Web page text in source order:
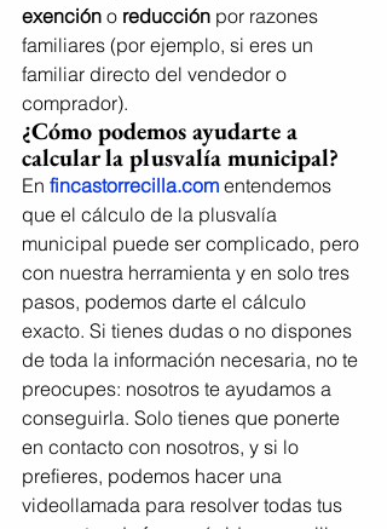
exención o reducción por razones
familiares (por ejemplo, si eres un
familiar directo del vendedor o
comprador).
¿Cómo podemos ayudarte a
calcular la plusvalía municipal?
En fincastorrecilla.com entendemos
que el cálculo de la plusvalía
municipal puede ser complicado, pero
con nuestra herramienta y en solo tres
pasos, podemos darte el cálculo
exacto. Si tienes dudas o no dispones
de toda la información necesaria, no te
preocupes: nosotros te ayudamos a
conseguirla. Solo tienes que ponerte
en contacto con nosotros, y si lo
prefieres, podemos hacer una
videollamada para resolver todas tus